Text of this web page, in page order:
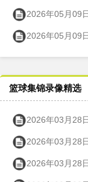
2026年05月09日 伯
2026年05月09日
篮球集锦录像精选
2026年03月28日
2026年03月28日
2026年03月28日